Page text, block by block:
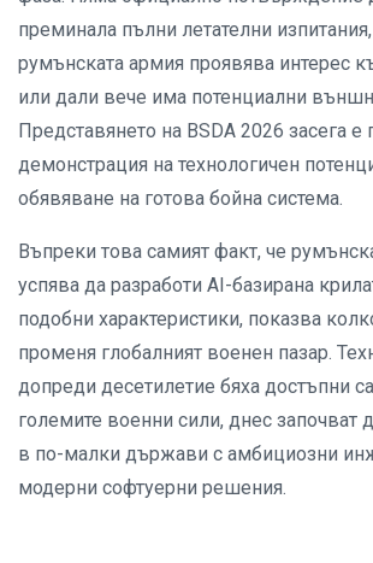
преминала пълни летателни
румънската армия проявява интерес
или дали вече има потенциални
Представянето на BSDA 2026 засега е
демонстрация на технологичен
обявяване на готова бойна система.
Въпреки това самият факт, че
успява да разработи AI-базирана
подобни характеристики, показва
променя глобалният военен пазар.
допреди десетилетие бяха достъпни
големите военни сили, днес започват
в по-малки държави с амбициозни
модерни софтуерни решения.